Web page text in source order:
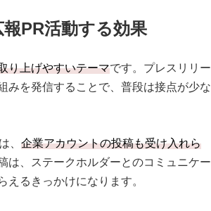
報PR活動する効果
り上げやすいテーマです。プレスリリー
みを発信することで、普段は接点が少な
、 企業アカウントの投稿も受け入れら
は、ステークホルダーとのコミュニケー
えるきっかけになります。